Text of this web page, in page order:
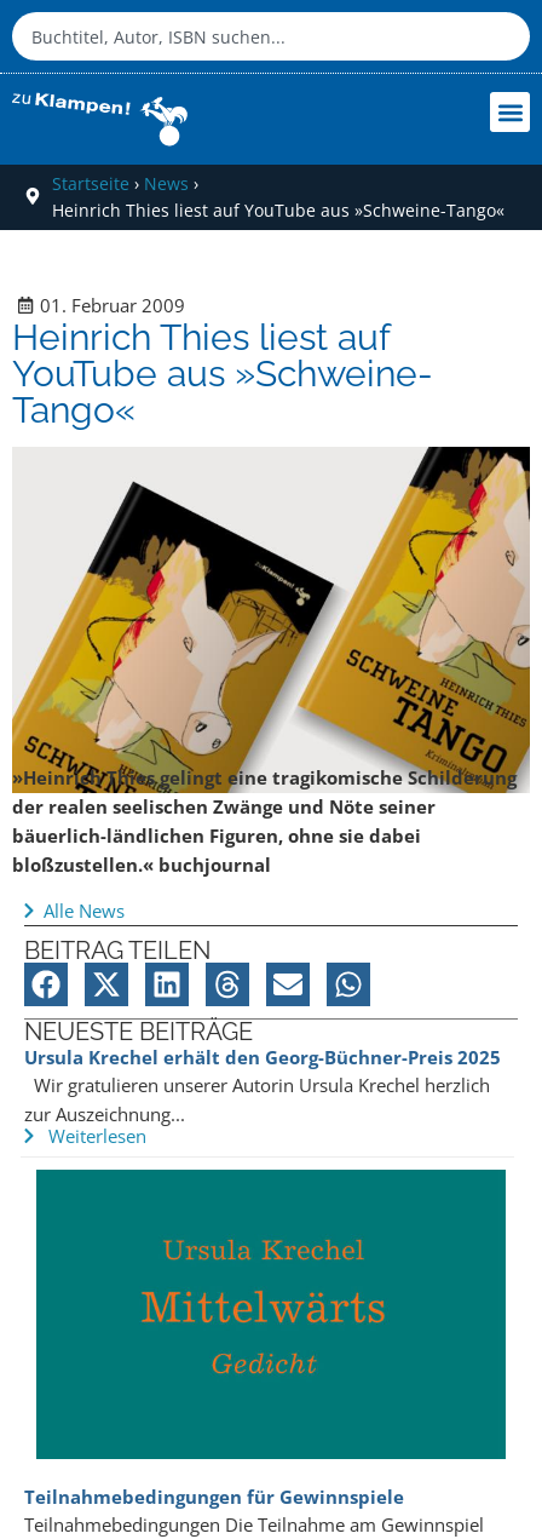
Startseite › News ›
Heinrich Thies liest auf YouTube aus »Schweine-Tango«
01. Februar 2009
Heinrich Thies liest auf
YouTube aus »Schweine-
Tango«
»Heinrich Thies gelingt eine tragikomische Schilderung
der realen seelischen Zwänge und Nöte seiner
bäuerlich-ländlichen Figuren, ohne sie dabei
bloßzustellen.« buchjournal
Alle News
BEITRAG TEILEN
NEUESTE BEITRÄGE
Ursula Krechel erhält den Georg-Büchner-Preis 2025
Wir gratulieren unserer Autorin Ursula Krechel herzlich
zur Auszeichnung...
Weiterlesen
Teilnahmebedingungen für Gewinnspiele
Teilnahmebedingungen Die Teilnahme am Gewinnspiel